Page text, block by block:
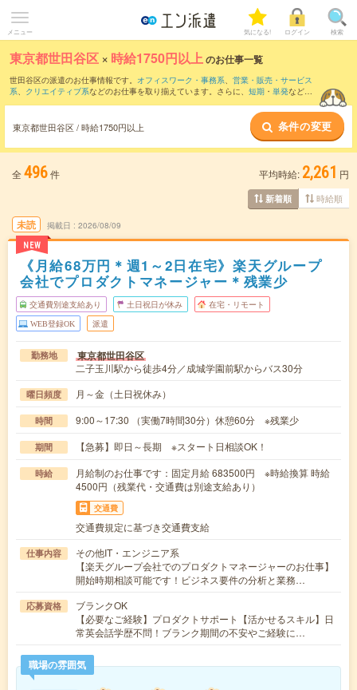
メニュー 気になる! ログイン 検索
東京都世田谷区 × 時給1750円以上のお仕事一覧
世田谷区の派遣のお仕事情報です。 オフィスワーク・事務系、 営業・販売・サービス
系、 クリエイティブ系などのお仕事を取り揃えています。さらに、 短期 ・ 単発などの
東京都世田谷区 / 時給1750円以上 条件の変更
全 496件 平均時給: 2,261 円
新着順 時給順
未読
NEW
掲載日 2026/08/09
《月給68万円＊週1～2日在宅》楽天グループ
会社でプロダクトマネージャー＊残業少
交通費別途支給あり 土日祝日が休み 在宅・リモート
WEB登録OK 派遣
勤務地 東京都世田谷区
二子玉川駅から徒歩4分／成城学園前駅からバス30分
曜日頻度 月～金（土日祝休み）
時間 9:00～17:30 （実働7時間30分）休憩60分 ※残業少
期間 【急募】即日～長期 ※スタート日相談OK！
時給
月給制のお仕事です：固定月給 683500円 ※時給換算 時給
4500円（残業代・交通費は別途支給あり）
交通費
交通費規定に基づき交通費支給
仕事内容
その他IT・エンジニア系
【楽天グループ会社でのプロダクトマネージャーのお仕事】
開始時期相談可能です！ビジネス要件の分析と業務…
応募資格
ブランクOK
【必要なご経験】プロダクトサポート【活かせるスキル】日
常英会話学歴不問！ブランク期間の不安やご経験に…
職場の雰囲気